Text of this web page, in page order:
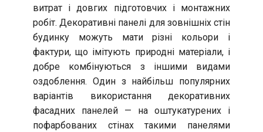
витрат і довгих підготовчих і монтажних
робіт. Декоративні панелі для зовнішніх стін
будинку можуть мати різні кольори і
фактури, що імітують природні матеріали, і
добре комбінуються з іншими видами
оздоблення. Один з найбільш популярних
варіантів використання декоративних
фасадних панелей — на оштукатурених і
пофарбованих стінах такими панелями